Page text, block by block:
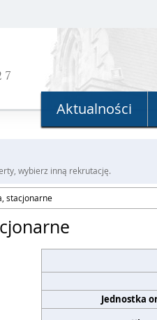
Aktualności
wybierz inną rekrutację.
stacjonarne
Jednostka